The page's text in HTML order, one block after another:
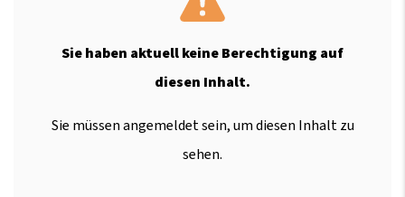
Sie haben aktuell keine Berechtigung auf
diesen Inhalt.
Sie müssen angemeldet sein, um diesen Inhalt zu
sehen.